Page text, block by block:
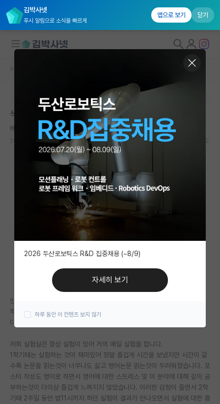
김박사넷
푸시 알림으로 소식을 빠르게
앱으로 보기 닫기
국내대학원 정보
연구실&오픈랩
커뮤니티
커뮤니티 홈
전체글보기
베스트 게시판
IF 명예의전당
자유 게시판(아무개랩)
미국 유학 게시판
미국 대학원 합격 후기 게시판
대학원 합격 후기 게시판
석박사 채용 정보 게시판
임용 정보 게시판
학부 인턴 게시판
커뮤니티 홈
본문이 수정되지 않는 박제글입니다.
석사 2학기 후 3학기 자퇴 고민
배고픈 존 롤스
2025.03.06 5 2321
안녕하세요 현재 식품관련 실험실에서 석사 2학기 마치고 3학기 시작한 대
학원생입니다.
다름이 아니라 제목과 같이 3학기에 자퇴고민이 되어 글을 써봅니다.
저희 실험실은 항상 실험이 있어 거의 매일 실험을 합니다.
1학기때는 실험하는 것이 재미있어 정말 즐겁게 시간을 보냈지만 시간이 갈
수록 논문을 읽는것이 너무나도 싫고 영어논문 읽는것이 두려워졌습니다. 포
스터 작성도 영어로 하면서 영어에 대한 스트레스 및 이 분야에 대해 깊이 공
부하는것이 더이상 즐겁게 느껴지지 않았습니다. 이러한 감정이 들면서 2학
기때 2주일 동안 밤11시까지 하던 실험이 결과가 안나오면서 실험에 대한 흥
2026 두산로보틱스 R&D 집중채용 (~8/9)
자세히 보기
하루 동안 이 컨텐츠 보지 않기